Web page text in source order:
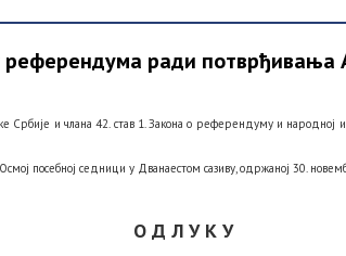
ради потврђивања
Србије и члана 42. став 1. Закона о референдуму и народној
посебној седници у Дванаестом сазиву, одржаној 30.
О Д Л У К У